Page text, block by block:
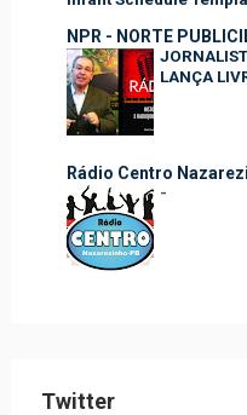
NPR - NORTE
LANÇA
Rádio Centro
-
Twitter